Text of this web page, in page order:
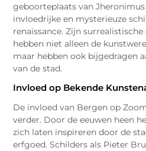
geboorteplaats van
invloedrijke en mysterieuze
renaissance. Zijn
hebben niet alleen de
maar hebben ook bijgedragen
van de stad.
Invloed op Bekende
De invloed van Bergen op
verder. Door de eeuwen heen
zich laten inspireren door de
erfgoed. Schilders als Pieter